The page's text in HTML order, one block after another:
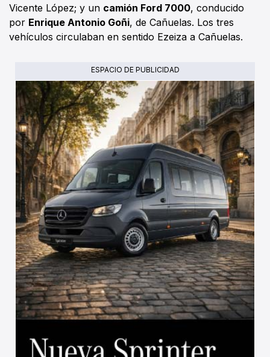
Vicente López; y un camión Ford 7000, conducido
por Enrique Antonio Goñi, de Cañuelas. Los tres
vehículos circulaban en sentido Ezeiza a Cañuelas.
ESPACIO DE PUBLICIDAD